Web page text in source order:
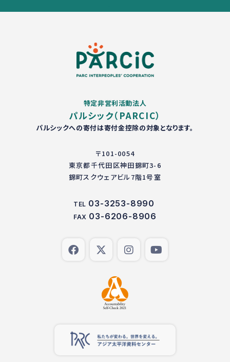
特定非営利活動法人
パルシック（PARCIC）
パルシックへの寄付は寄付金控除の対象となります。
〒101-0054
東京都千代田区神田錦町3-6
錦町スクウェアビル7階1号室
TEL 03-3253-8990
FAX 03-6206-8906